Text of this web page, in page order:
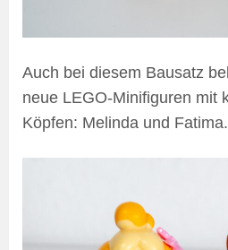
Auch bei diesem Bausatz
neue LEGO-Minifiguren mit
Köpfen: Melinda und Fatima.